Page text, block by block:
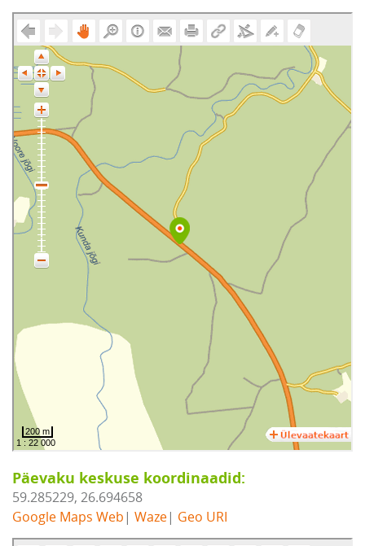
Päevaku keskuse koordinaadid:
59.285229, 26.694658
Google Maps Web | Waze| Geo URI